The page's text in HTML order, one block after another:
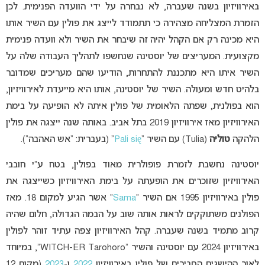
באירוויזיון בשנה שעברה, לא נבחרה על ידי הוועדה הפנימית. לכן
הזמרת המצליחה מצהירה כי תתמודד לייצג את פולין עם השיר אותו
היא מכינה רק אם הקהל יהיה זה שיבחר את השיר ולא וועדה פנימית
מקצועית. המעריצים של יוסטינה שנחשפו לתהליך העבודה שלה על
השיר איתו היא מתכננת להתחרות, הודיעו שהם מעריכים שמדובר
בלהיט חדש ומעולה. השיר של יוסטינה, אותו היא מייעדת לאירוויזיון,
הוא בפולנית, שפתה הלאומית של פולין איתה לא הופיעה על בימת
האירוויזיון מאז אירוויזיון 2019 בתל אביב. באותה שנה ייצגה את פולין
הלהקה טוליה (Tulia) עם השיר “ Pali się ” (בעברית: “אש האהבה”).
יוסטינה נחשבת לזמרת פופולרית מאוד בפולין, בטח ע”י חובבי
האירוויזיון שזוכרים את הופעתה על בימת האירוויזיון כשייצגה את
פולין באירוויזיון 1995 אם השיר “
Sama
” אשר הגיע למקום 18. מאז
הפולנים משתוקקים לראות אותה שוב על הבמה הגדולה, חלום שהיה
קרוב מתמיד בשנה שעברה. קהל האירוויזיון צפה עתיד זוהר לפולין
באירוויזיון 2024 עם יוסטינה והשיר “WITCH-ER Tarohoro”, במיוחד